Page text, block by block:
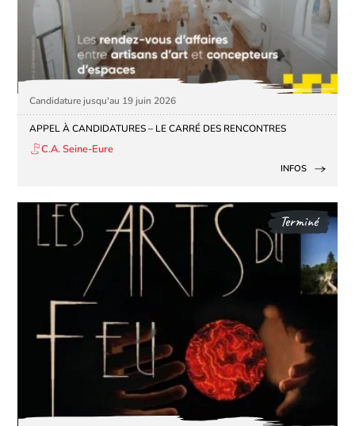
Candidature jusqu'au 19 juin 2026
APPEL À CANDIDATURES – LE CARRÉ DES RENCONTRES
C.A. Seine-Eure
INFOS
Terminé